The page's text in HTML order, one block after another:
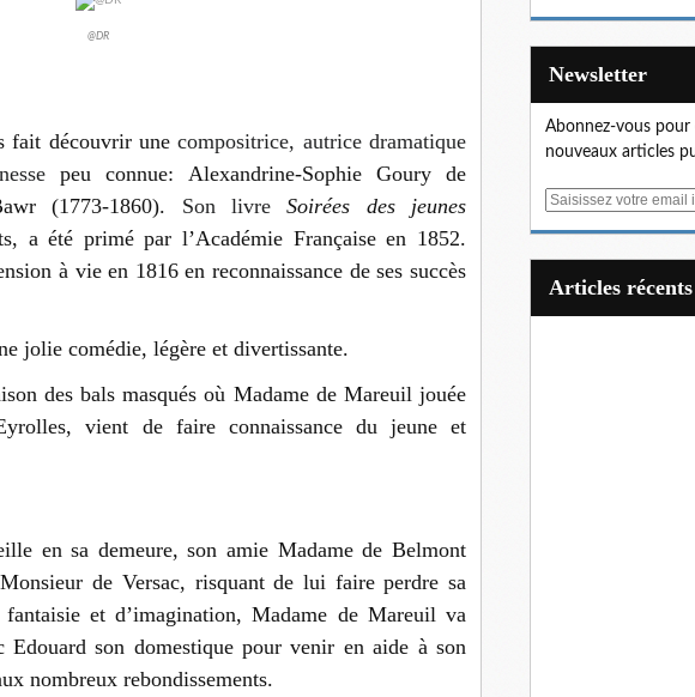
@DR
fait découvrir unecompositrice, autrice dramatique
peu connue: Alexandrine-Sophie Goury de
(1773-1860). Son livreSoirées des jeunes
a été primé par l’Académie Française en 1852.
à vie en 1816 en reconnaissance de ses succès
jolie comédie, légère et divertissante.
des bals masqués où Madame de Mareuil jouée
vient de faire connaissance du jeune et
en sa demeure, son amie Madame de Belmont
de Versac, risquant de lui faire perdre sa
et d’imagination, Madame de Mareuil va
Edouard son domestique pour venir en aide à son
nombreux rebondissements.
Newsletter
Abonnez-vous pour
nouveaux articles
E
articles récents